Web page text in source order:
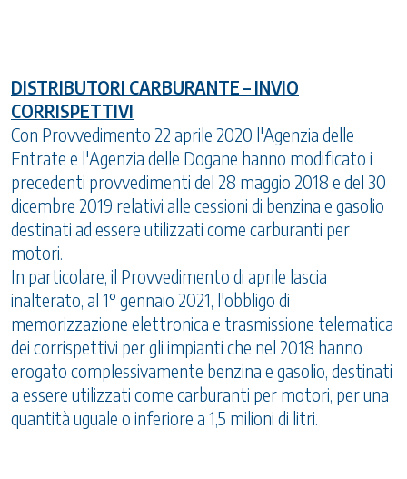
DISTRIBUTORI CARBURANTE – INVIO
CORRISPETTIVI
Con Provvedimento 22 aprile 2020 l'Agenzia delle
Entrate e l'Agenzia delle Dogane hanno modificato i
precedenti provvedimenti del 28 maggio 2018 e del 30
dicembre 2019 relativi alle cessioni di benzina e gasolio
destinati ad essere utilizzati come carburanti per
motori.
In particolare, il Provvedimento di aprile lascia
inalterato, al 1° gennaio 2021, l'obbligo di
memorizzazione elettronica e trasmissione telematica
dei corrispettivi per gli impianti che nel 2018 hanno
erogato complessivamente benzina e gasolio, destinati
a essere utilizzati come carburanti per motori, per una
quantità uguale o inferiore a 1,5 milioni di litri.